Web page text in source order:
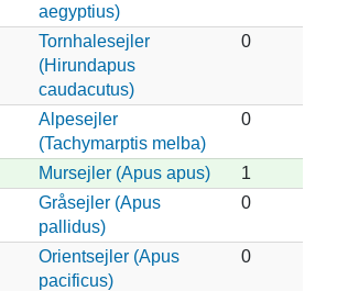
aegyptius)
Tornhalesejler
(Hirundapus
caudacutus)
0
Alpesejler
(Tachymarptis melba)
0
Mursejler (Apus apus)
1
Gråsejler (Apus
pallidus)
0
Orientsejler (Apus
pacificus)
0